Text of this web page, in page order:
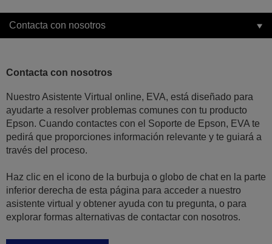
Contacta con nosotros
Contacta con nosotros
Nuestro Asistente Virtual online, EVA, está diseñado para
ayudarte a resolver problemas comunes con tu producto
Epson. Cuando contactes con el Soporte de Epson, EVA te
pedirá que proporciones información relevante y te guiará a
través del proceso.
Haz clic en el icono de la burbuja o globo de chat en la parte
inferior derecha de esta página para acceder a nuestro
asistente virtual y obtener ayuda con tu pregunta, o para
explorar formas alternativas de contactar con nosotros.